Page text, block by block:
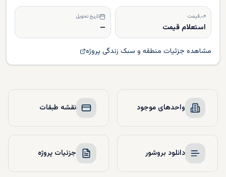
قیمت
استعلام قیمت
تاریخ تحویل
—
مشاهده جزئیات منطقه و سبک زندگی پروژه
واحدهای موجود نقشه طبقات
دانلود بروشور جزئیات پروژه